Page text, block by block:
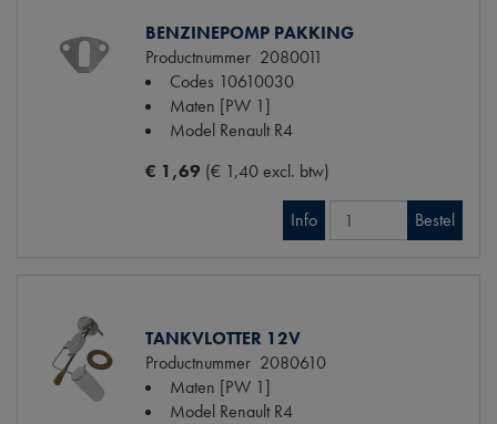
BENZINEPOMP PAKKING
Productnummer 2080011
Codes 10610030
Maten [PW 1]
Model Renault R4
€ 1,69 (€ 1,40 excl. btw)
Info Bestel
TANKVLOTTER 12V
Productnummer 2080610
Maten [PW 1]
Model Renault R4